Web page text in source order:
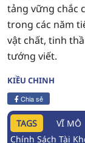
tảng vững chắc
trong các năm
vật chất, tinh
tướng viết.
KIỀU CHINH
Chia sẻ
TAGS VĨ MÔ
Chính Sách Tài